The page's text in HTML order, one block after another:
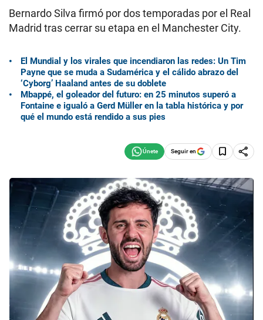
Bernardo Silva firmó por dos temporadas por el Real
Madrid tras cerrar su etapa en el Manchester City.
El Mundial y los virales que incendiaron las redes: Un Tim
Payne que se muda a Sudamérica y el cálido abrazo del
‘Cyborg’ Haaland antes de su doblete
Mbappé, el goleador del futuro: en 25 minutos superó a
Fontaine e igualó a Gerd Müller en la tabla histórica y por
qué el mundo está rendido a sus pies
Seguir en